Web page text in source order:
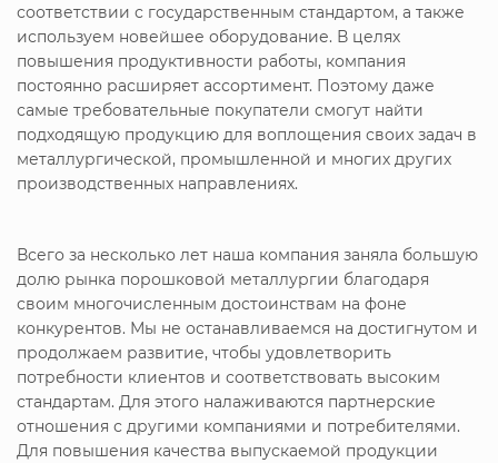
соответствии с государственным стандартом, а также
используем новейшее оборудование. В целях
повышения продуктивности работы, компания
постоянно расширяет ассортимент. Поэтому даже
самые требовательные покупатели смогут найти
подходящую продукцию для воплощения своих задач в
металлургической, промышленной и многих других
производственных направлениях.
Всего за несколько лет наша компания заняла большую
долю рынка порошковой металлургии благодаря
своим многочисленным достоинствам на фоне
конкурентов. Мы не останавливаемся на достигнутом и
продолжаем развитие, чтобы удовлетворить
потребности клиентов и соответствовать высоким
стандартам. Для этого налаживаются партнерские
отношения с другими компаниями и потребителями.
Для повышения качества выпускаемой продукции